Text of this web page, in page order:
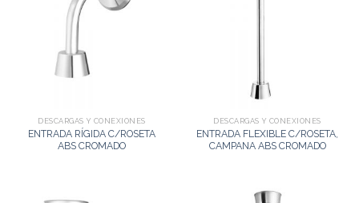
DESCARGAS Y CONEXIONES
ENTRADA RÍGIDA C/ROSETA
ABS CROMADO
DESCARGAS Y CONEXIONES
ENTRADA FLEXIBLE C/ROSETA,
CAMPANA ABS CROMADO